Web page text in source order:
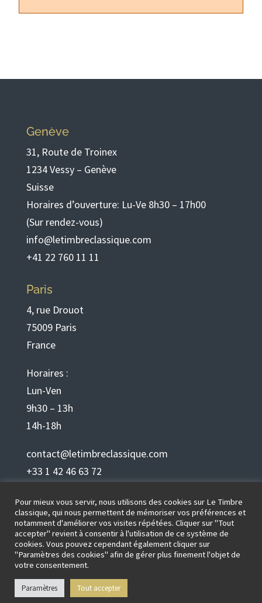
Genève
31, Route de Troinex
1234 Vessy – Genève
Suisse
Horaires d’ouverture: Lu-Ve 8h30 – 17h00
(Sur rendez-vous)
info@letimbreclassique.com
+41 22 760 11 11
Paris
4, rue Drouot
75009 Paris
France
Horaires :
Lun-Ven
9h30 – 13h
14h-18h
contact@letimbreclassique.com
+33 1 42 46 63 72
Français
Mentions légales
Pour mieux vous servir, nous utilisons des cookies sur Le Timbre
classique, qui nous permettent de mémoriser vos préférences et
notamment d'améliorer vos visites répétées. Cliquer sur "Tout
accepter" revient à consentir à l'utilisation de ce système de
cookies. Vous pouvez cependant également cliquer sur
"Paramètres des cookies" afin de gérer plus finement l'objet de
votre consentement.
Paramètres Tout accepter